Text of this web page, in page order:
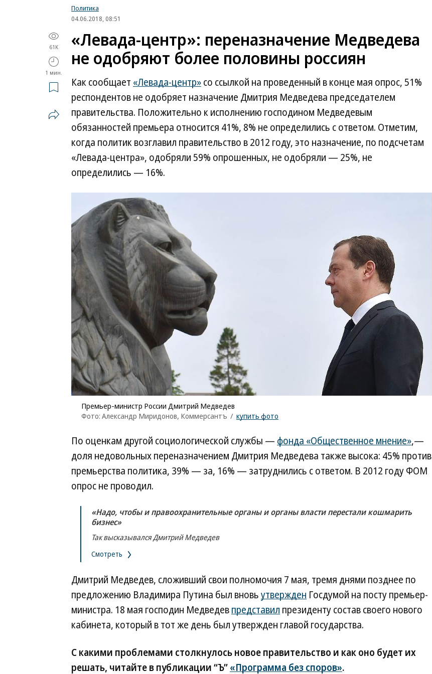
Политика
04.06.2018, 08:51
61K
1 мин.
«Левада-центр»: переназначение Медведева
не одобряют более половины россиян
Как сообщает «Левада-центр»со ссылкой на проведенный в конце мая опрос, 51%
респондентов не одобряет назначение Дмитрия Медведева председателем
правительства. Положительно к исполнению господином Медведевым
обязанностей премьера относится 41%, 8% не определились с ответом. Отметим,
когда политик возглавил правительство в 2012 году, это назначение, по подсчетам
«Левада-центра», одобряли 59% опрошенных, не одобряли — 25%, не
определились — 16%.
Премьер-министр России Дмитрий Медведев
Фото: Александр Миридонов, Коммерсантъ / купить фото
По оценкам другой социологической службы — фонда «Общественное мнение»,—
доля недовольных переназначением Дмитрия Медведева также высока: 45% против
премьерства политика, 39% — за, 16% — затруднились с ответом. В 2012 году ФОМ
опрос не проводил.
«Надо, чтобы и правоохранительные органы и органы власти перестали кошмарить
бизнес»
Так высказывался Дмитрий Медведев
Смотреть
Дмитрий Медведев, сложивший свои полномочия 7 мая, тремя днями позднее по
предложению Владимира Путина был вновьутвержден Госдумой на посту премьер-
министра. 18 мая господин Медведевпредставил президенту состав своего нового
кабинета, который в тот же день был утвержден главой государства.
С какими проблемами столкнулось новое правительство и как оно будет их
решать, читайте в публикации “Ъ”«Программа без споров».